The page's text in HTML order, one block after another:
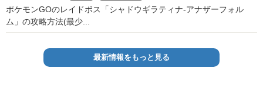
ポケモンGOのレイドボス「シャドウギラティナ-アナザーフォル
ム」の攻略方法(最少...
最新情報をもっと見る